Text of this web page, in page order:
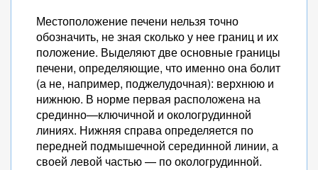
Местоположение печени нельзя точно
обозначить, не зная сколько у нее границ и их
положение. Выделяют две основные границы
печени, определяющие, что именно она болит
(а не, например, поджелудочная): верхнюю и
нижнюю. В норме первая расположена на
срединно—ключичной и окологрудинной
линиях. Нижняя справа определяется по
передней подмышечной серединной линии, а
своей левой частью — по окологрудинной.